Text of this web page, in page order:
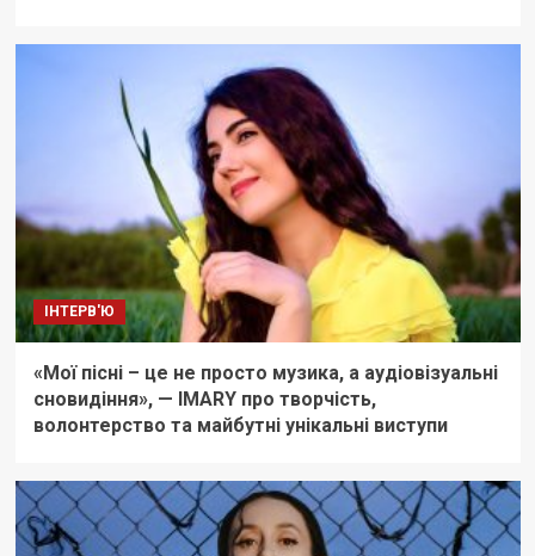
ІНТЕРВ'Ю
«Мої пісні – це не просто музика, а аудіовізуальні
сновидіння», — IMARY про творчість,
волонтерство та майбутні унікальні виступи